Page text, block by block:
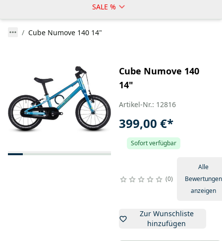
SALE %
Cube Numove 140 14"
Cube Numove 140
14"
Artikel-Nr.: 12816
399,00 €*
Sofort verfügbar
0
Alle
Bewertungen
anzeigen
Zur Wunschliste
hinzufügen